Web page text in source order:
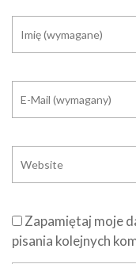
Zapamiętaj moje
pisania kolejnych